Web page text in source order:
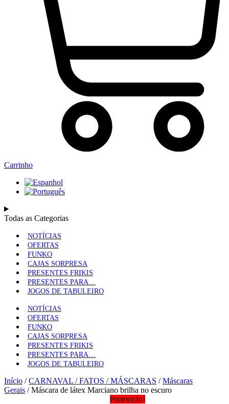
Carrinho
Todas as Categorias
NOTÍCIAS
OFERTAS
FUNKO
CAJAS SORPRESA
PRESENTES FRIKIS
PRESENTES PARA…
JOGOS DE TABULEIRO
NOTÍCIAS
OFERTAS
FUNKO
CAJAS SORPRESA
PRESENTES FRIKIS
PRESENTES PARA…
JOGOS DE TABULEIRO
Início /CARNAVAL / FATOS / MÁSCARAS /Máscaras
Gerais / Máscara de látex Marciano brilha no escuro
Promoção!